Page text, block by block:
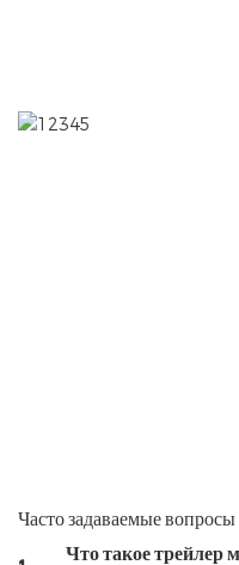
Часто задаваемые вопросы
Что такое трейлер